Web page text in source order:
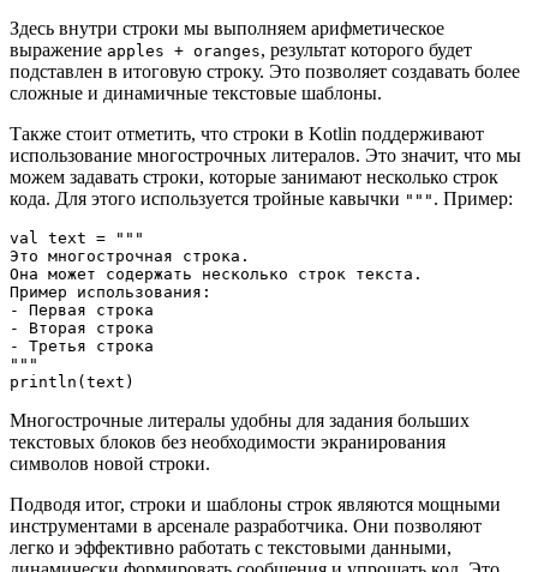
Здесь внутри строки мы выполняем арифметическое
выражение apples + oranges, результат которого будет
подставлен в итоговую строку. Это позволяет создавать более
сложные и динамичные текстовые шаблоны.
Также стоит отметить, что строки в Kotlin поддерживают
использование многострочных литералов. Это значит, что мы
можем задавать строки, которые занимают несколько строк
кода. Для этого используется тройные кавычки """ . Пример:
val text = """
Это многострочная строка.
Она может содержать несколько строк текста.
Пример использования:
- Первая строка
- Вторая строка
- Третья строка
"""
println(text)
Многострочные литералы удобны для задания больших
текстовых блоков без необходимости экранирования
символов новой строки.
Подводя итог, строки и шаблоны строк являются мощными
инструментами в арсенале разработчика. Они позволяют
легко и эффективно работать с текстовыми данными,